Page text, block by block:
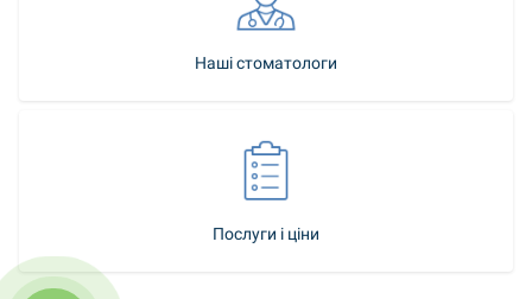
Наші стоматологи
Послуги і ціни